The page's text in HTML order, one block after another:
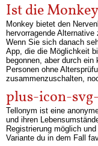
Ist die
Monkey bietet den
hervorragende
Wenn Sie sich danach
App, die die Möglichkeit
begonnen, aber durch
Personen ohne
zusammenzuschalten,
plus-icon-
Tellonym ist eine
und ihren
Registrierung möglich
Variante du in dem Fall